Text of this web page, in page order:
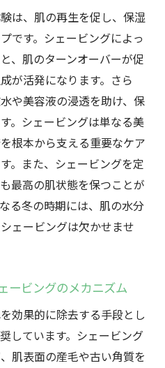
ルが選ぶシェービング技
グサロンの選び方
れたシェービングの特徴
ためのアフターケア
馬県のシェービング文化
るシェービングの効果
県でのシェービングがも
たらすメイクアップ効果
ビングスケジュールの立
は、肌の再生を促し、保湿
です。シェービングによっ
、肌のターンオーバーが促
が活発になります。さら
や美容液の浸透を助け、保
。シェービングは単なる美
根本から支える重要なケア
。また、シェービングを定
最高の肌状態を保つことが
る冬の時期には、肌の水分
ェービングは欠かせませ
ービングのメカニズム
効果的に除去する手段とし
しています。シェービング
肌表面の産毛や古い角質を